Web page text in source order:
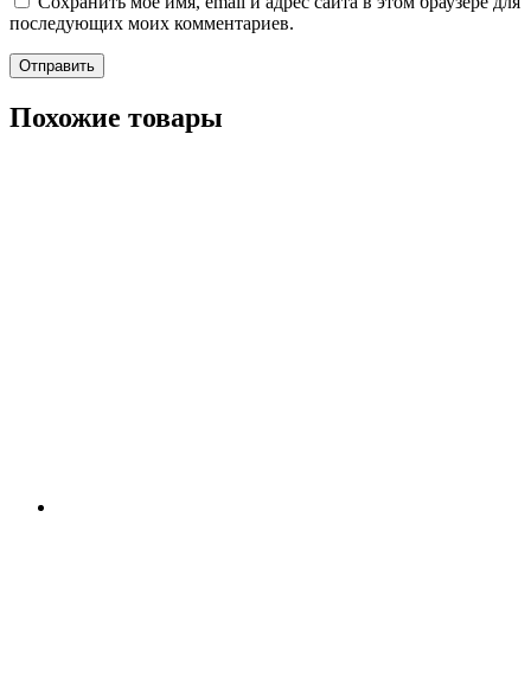
последующих моих комментариев.
Похожие товары